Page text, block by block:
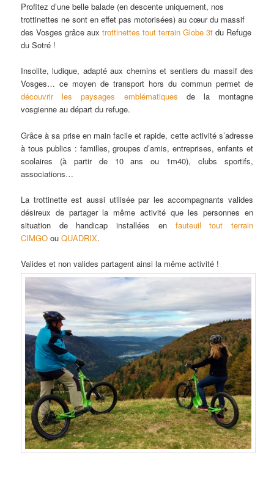
Profitez d’une belle balade (en descente uniquement, nos
trottinettes ne sont en effet pas motorisées) au cœur du massif
des Vosges grâce auxtrottinettes tout terrain Globe 3t du Refuge
du Sotré !
Insolite, ludique, adapté aux chemins et sentiers du massif des
Vosges… ce moyen de transport hors du commun permet de
découvrir les paysages emblématiques de la montagne
vosgienne au départ du refuge.
Grâce à sa prise en main facile et rapide, cette activité s’adresse
à tous publics : familles, groupes d’amis, entreprises, enfants et
scolaires (à partir de 10 ans ou 1m40), clubs sportifs,
associations…
La trottinette est aussi utilisée par les accompagnants valides
désireux de partager la même activité que les personnes en
situation de handicap installées en fauteuil tout terrain
CIMGO ouQUADRIX.
Valides et non valides partagent ainsi la même activité !